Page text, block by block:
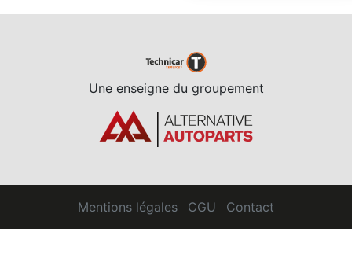
Une enseigne du groupement
Mentions légales CGU Contact